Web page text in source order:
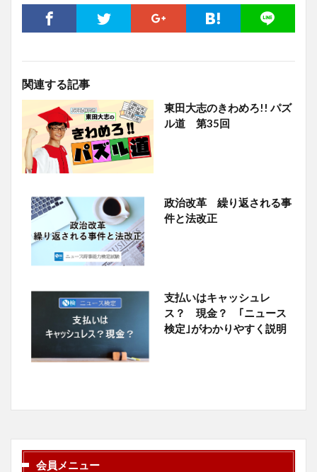
関連する記事
東田大志のきわめろ!! パズ
ル道 第35回
政治改革 繰り返される事
件と法改正
支払いはキャッシュレ
ス？ 現金？ ｢ニュース
検定｣がわかりやすく説明
会員メニュー